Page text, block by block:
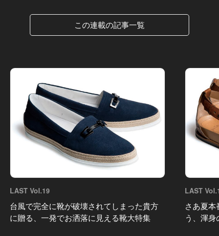
この連載の記事一覧
LAST Vol.19
台風で完全に靴が破壊されてしまった貴方
に贈る、一発でお洒落に見える靴大特集
LAST
さあ夏
う、渾